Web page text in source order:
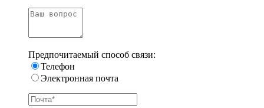
Предпочитаемый способ связи:
Телефон
Электронная почта